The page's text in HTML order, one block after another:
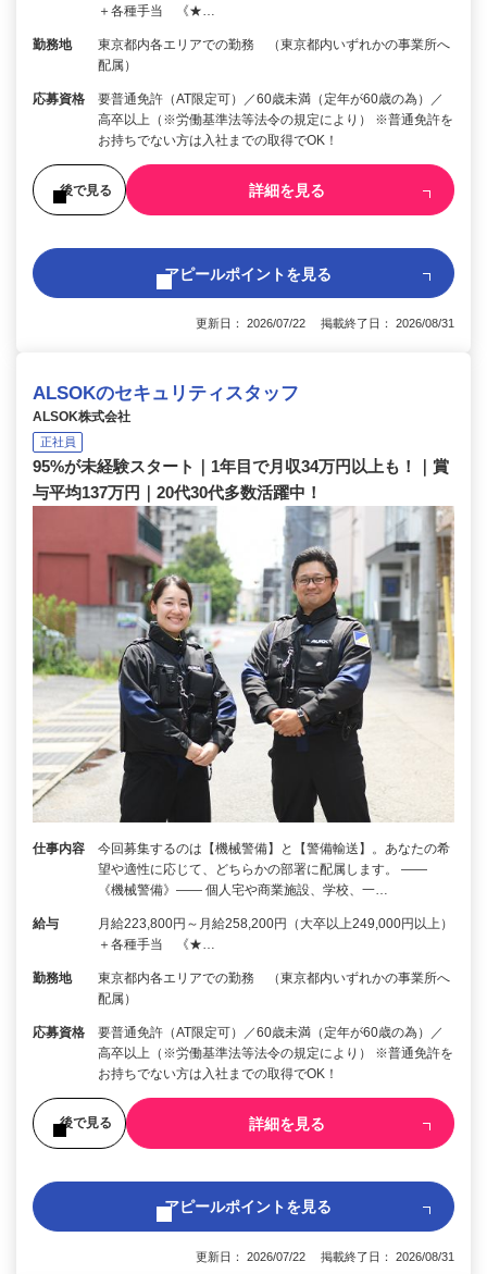
＋各種手当 《★…
勤務地
東京都内各エリアでの勤務 （東京都内いずれかの事業所へ
配属）
応募資格
要普通免許（AT限定可）／60歳未満（定年が60歳の為）／
高卒以上（※労働基準法等法令の規定により） ※普通免許を
お持ちでない方は入社までの取得でOK！
後で見る 詳細を見る
アピールポイントを見る
更新日： 2026/07/22 掲載終了日： 2026/08/31
ALSOKのセキュリティスタッフ
ALSOK株式会社
正社員
95%が未経験スタート｜1年目で月収34万円以上も！｜賞
与平均137万円｜20代30代多数活躍中！
仕事内容
今回募集するのは【機械警備】と【警備輸送】。あなたの希
望や適性に応じて、どちらかの部署に配属します。 ――
《機械警備》―― 個人宅や商業施設、学校、一…
給与
月給223,800円～月給258,200円（大卒以上249,000円以上）
＋各種手当 《★…
勤務地
東京都内各エリアでの勤務 （東京都内いずれかの事業所へ
配属）
応募資格
要普通免許（AT限定可）／60歳未満（定年が60歳の為）／
高卒以上（※労働基準法等法令の規定により） ※普通免許を
お持ちでない方は入社までの取得でOK！
後で見る 詳細を見る
アピールポイントを見る
更新日： 2026/07/22 掲載終了日： 2026/08/31